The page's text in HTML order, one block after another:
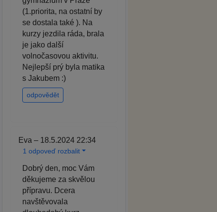
(1.priorita, na ostatní by
se dostala také ). Na
kurzy jezdila ráda, brala
je jako další
volnočasovou aktivitu.
Nejlepší prý byla matika
s Jakubem :)
odpovědět
Eva – 18.5.2024 22:34
1 odpoveď rozbalit
Dobrý den, moc Vám
děkujeme za skvělou
přípravu. Dcera
navštěvovala